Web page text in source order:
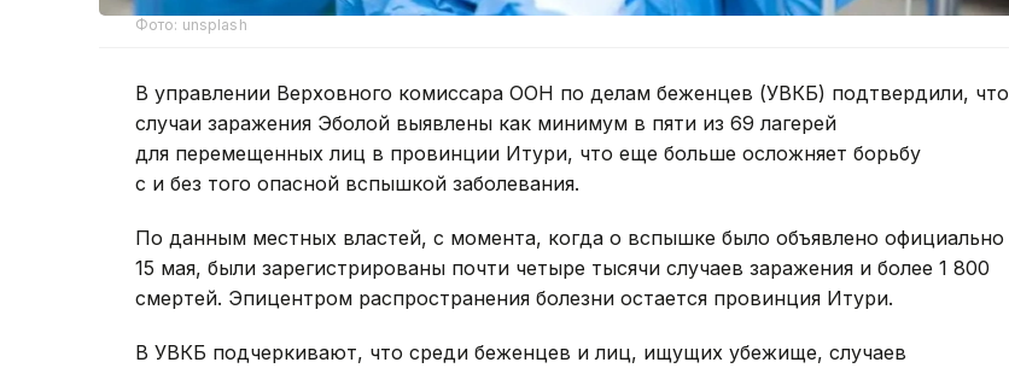
Фото: unsplash
В управлении Верховного комиссара ООН по делам беженцев (УВКБ) подтвердили, что
случаи заражения Эболой выявлены как минимум в пяти из 69 лагерей
для перемещенных лиц в провинции Итури, что еще больше осложняет борьбу
с и без того опасной вспышкой заболевания.
По данным местных властей, с момента, когда о вспышке было объявлено официально
15 мая, были зарегистрированы почти четыре тысячи случаев заражения и более 1 800
смертей. Эпицентром распространения болезни остается провинция Итури.
В УВКБ подчеркивают, что среди беженцев и лиц, ищущих убежище, случаев